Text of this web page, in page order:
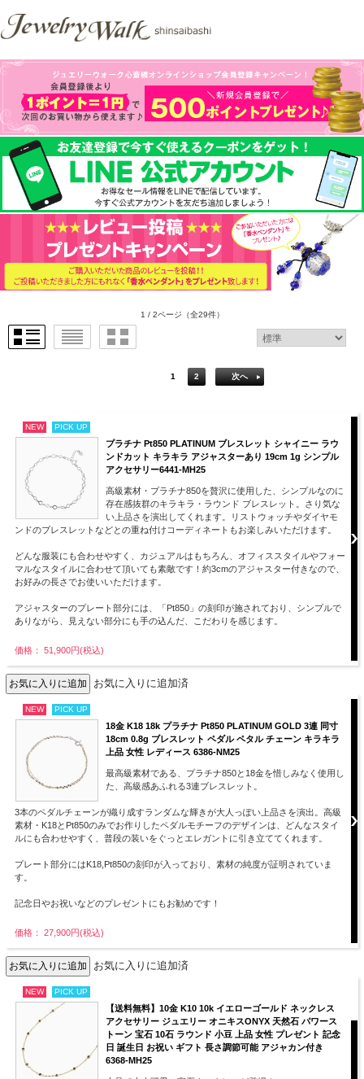
1 / 2ページ （全29件）
1 2 次へ
NEW PICK UP
プラチナ Pt850 PLATINUM ブレスレット シャイニー ラウ
ンドカット キラキラ アジャスターあり 19cm 1g シンプル
アクセサリー6441-MH25
高級素材・プラチナ850を贅沢に使用した、シンプルなのに
存在感抜群のキラキラ・ラウンド ブレスレット。さり気な
い上品さを演出してくれます。リストウォッチやダイヤモ
ンドのブレスレットなどとの重ね付けコーディネートもお楽しみいただけます。
どんな服装にも合わせやすく、カジュアルはもちろん、オフィススタイルやフォー
マルなスタイルに合わせて頂いても素敵です！約3cmのアジャスター付きなので、
お好みの長さでお使いいただけます。
アジャスターのプレート部分には、「Pt850」の刻印が施されており、シンプルで
ありながら、見えない部分にも手の込んだ、こだわりを感じます。
価格： 51,900円(税込)
お気に入りに追加済
NEW PICK UP
18金 K18 18k プラチナ Pt850 PLATINUM GOLD 3連 同寸
18cm 0.8g ブレスレット ペダル ペタル チェーン キラキラ
上品 女性 レディース 6386-NM25
最高級素材である、プラチナ850と18金を惜しみなく使用し
た、高級感あふれる3連ブレスレット。
3本のペダルチェーンが織り成すランダムな輝きが大人っぽい上品さを演出。高級
素材・K18とPt850のみでお作りしたペダルモチーフのデザインは、どんなスタイ
ルにも合わせやすく、普段の装いをぐっとエレガントに引き立ててくれます。
プレート部分にはK18,Pt850の刻印が入っており、素材の純度が証明されていま
す。
記念日やお祝いなどのプレゼントにもお勧めです！
価格： 27,900円(税込)
お気に入りに追加済
NEW PICK UP
【送料無料】10金 K10 10k イエローゴールド ネックレス
アクセサリー ジュエリー オニキスONYX 天然石 パワース
トーン 宝石 10石 ラウンド 小豆 上品 女性 プレゼント 記念
日 誕生日 お祝い ギフト 長さ調節可能 アジャカン付き
6368-MH25